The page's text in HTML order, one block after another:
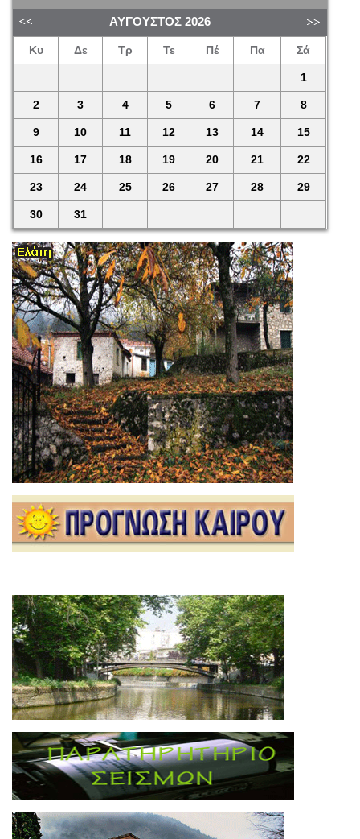
ΑΎΓΟΥΣΤΟΣ 2026
Κυ Δε Τρ Τε Πέ Πα Σά
1
2 3 4 5 6 7 8
9 10 11 12 13 14 15
16 17 18 19 20 21 22
23 24 25 26 27 28 29
30 31